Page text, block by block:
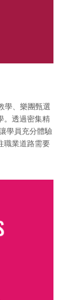
學、樂團甄選
。透過密集精
學員充分體驗
職業道路需要